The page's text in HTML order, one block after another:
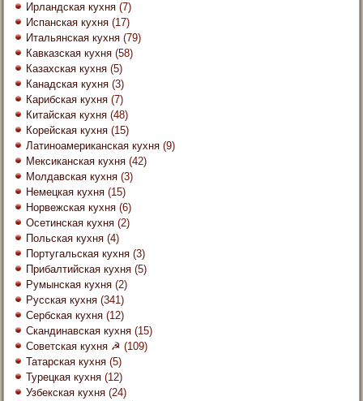
Ирландская кухня (7)
Испанская кухня (17)
Итальянская кухня (79)
Кавказская кухня (58)
Казахская кухня (5)
Канадская кухня (3)
Карибская кухня (7)
Китайская кухня (48)
Корейская кухня (15)
Латиноамериканская кухня (9)
Мексиканская кухня (42)
Молдавская кухня (3)
Немецкая кухня (15)
Норвежская кухня (6)
Осетинская кухня (2)
Польская кухня (4)
Португальская кухня (3)
Прибалтийская кухня (5)
Румынская кухня (2)
Русская кухня (341)
Сербская кухня (12)
Скандинавская кухня (15)
Советская кухня ☭ (109)
Татарская кухня (5)
Турецкая кухня (12)
Узбекская кухня (24)